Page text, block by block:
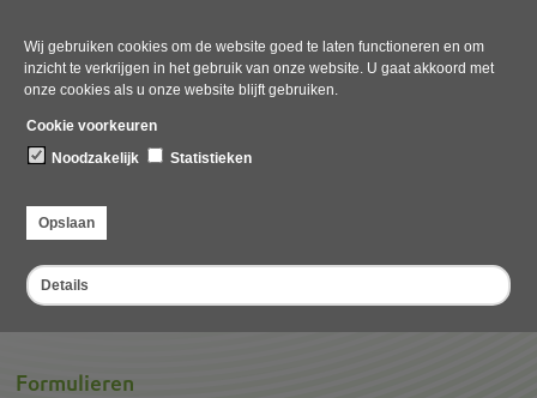
Wij gebruiken cookies om de website goed te laten functioneren en om
inzicht te verkrijgen in het gebruik van onze website. U gaat akkoord met
onze cookies als u onze website blijft gebruiken.
Cookie voorkeuren
Noodzakelijk
Statistieken
Opslaan
Details
Formulieren